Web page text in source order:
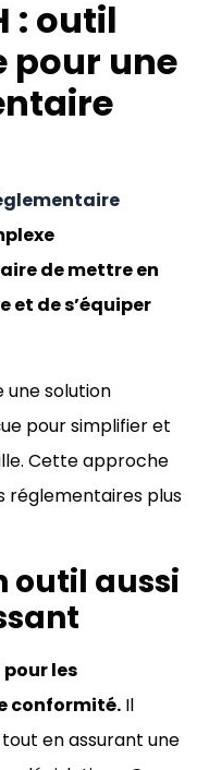
: outil
pour une
de mettre en
et de s’équiper
une solution
pour simplifier et
Cette approche
réglementaires plus
outil aussi
pour les
conformité. Il
en assurant une